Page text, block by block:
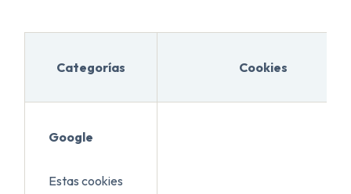
Categorías Cookies
Google
Estas cookies